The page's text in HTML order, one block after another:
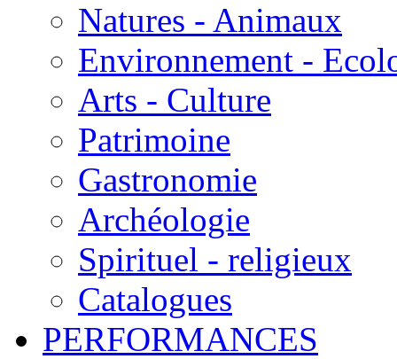
Natures - Animaux
Environnement -
Arts - Culture
Patrimoine
Gastronomie
Archéologie
Spirituel - religieux
Catalogues
PERFORMANCES